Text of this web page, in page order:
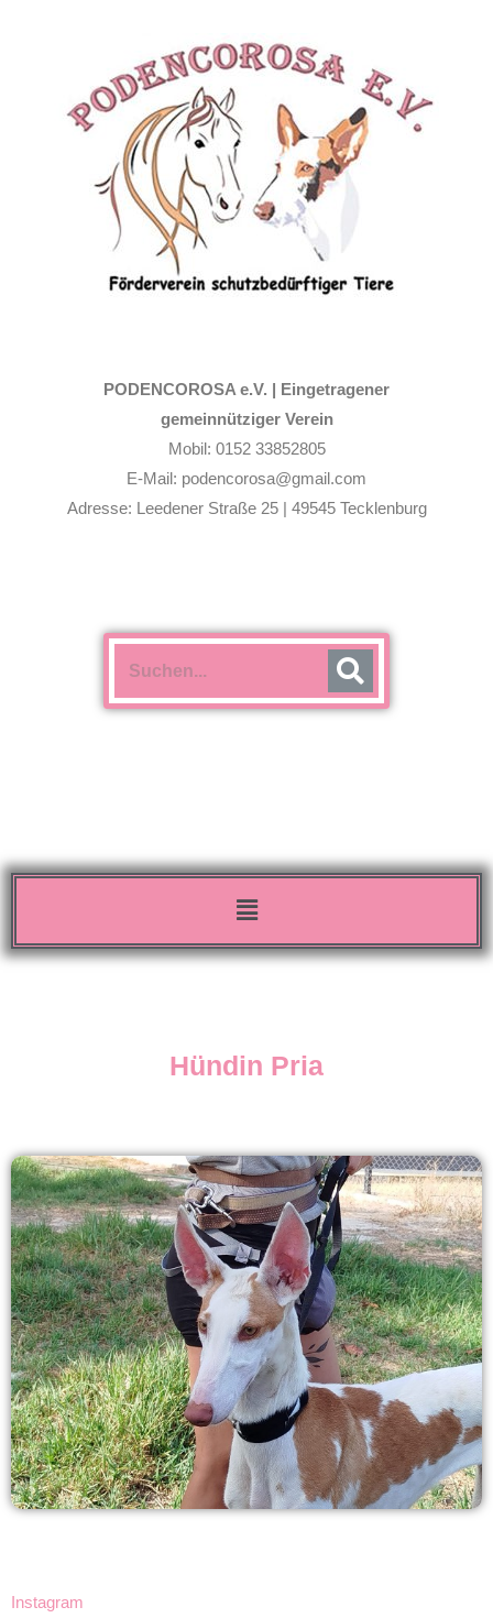
PODENCOROSA e.V. | Eingetragener
gemeinnütziger Verein
Mobil: 0152 33852805
E-Mail: podencorosa@gmail.com
Adresse: Leedener Straße 25 | 49545 Tecklenburg
Menü
Hündin Pria
Instagram